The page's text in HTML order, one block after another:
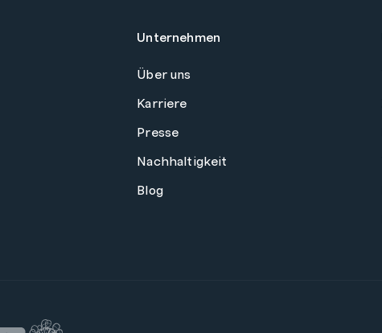
Unternehmen
Über uns
Karriere
Presse
Nachhaltigkeit
Blog